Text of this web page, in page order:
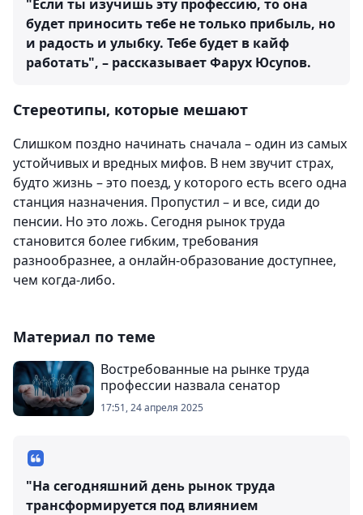
"Если ты изучишь эту профессию, то она
будет приносить тебе не только прибыль, но
и радость и улыбку. Тебе будет в кайф
работать", – рассказывает Фарух Юсупов.
Стереотипы, которые мешают
Слишком поздно начинать сначала – один из самых
устойчивых и вредных мифов. В нем звучит страх,
будто жизнь – это поезд, у которого есть всего одна
станция назначения. Пропустил – и все, сиди до
пенсии. Но это ложь. Сегодня рынок труда
становится более гибким, требования
разнообразнее, а онлайн-образование доступнее,
чем когда-либо.
Материал по теме
Востребованные на рынке труда
профессии назвала сенатор
17:51, 24 апреля 2025
"На сегодняшний день рынок труда
трансформируется под влиянием